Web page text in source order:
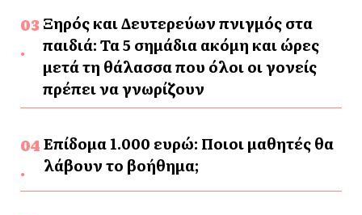
Ξηρός και Δευτερεύων πνιγμός στα
παιδιά: Τα 5 σημάδια ακόμη και ώρες
μετά τη θάλασσα που όλοι οι γονείς
πρέπει να γνωρίζουν
Επίδομα 1.000 ευρώ: Ποιοι μαθητές θα
λάβουν το βοήθημα;